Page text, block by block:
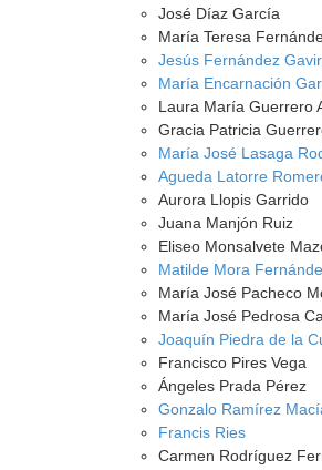
José Díaz García
María Teresa
Jesús Fernández
María Encarnación
Laura María Guerrero
Gracia Patricia
María José Lasaga
Agueda Latorre
Aurora Llopis Garrido
Juana Manjón Ruiz
Eliseo Monsalvete
Matilde Mora
María José Pacheco
María José Pedrosa
Joaquín Piedra de la
Francisco Pires Vega
Ángeles Prada Pérez
Gonzalo Ramírez
Francis Ries
Carmen Rodríguez